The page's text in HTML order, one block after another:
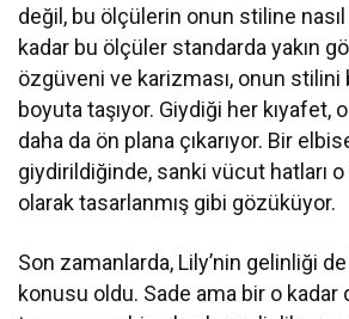
değil, bu ölçülerin onun stiline nasıl
kadar bu ölçüler standarda yakın
özgüveni ve karizması, onun stilini
boyuta taşıyor. Giydiği her kıyafet,
daha da ön plana çıkarıyor. Bir
giydirildiğinde, sanki vücut hatları
olarak tasarlanmış gibi gözüküyor.
Son zamanlarda, Lily’nin gelinliği
konusu oldu. Sade ama bir o kadar